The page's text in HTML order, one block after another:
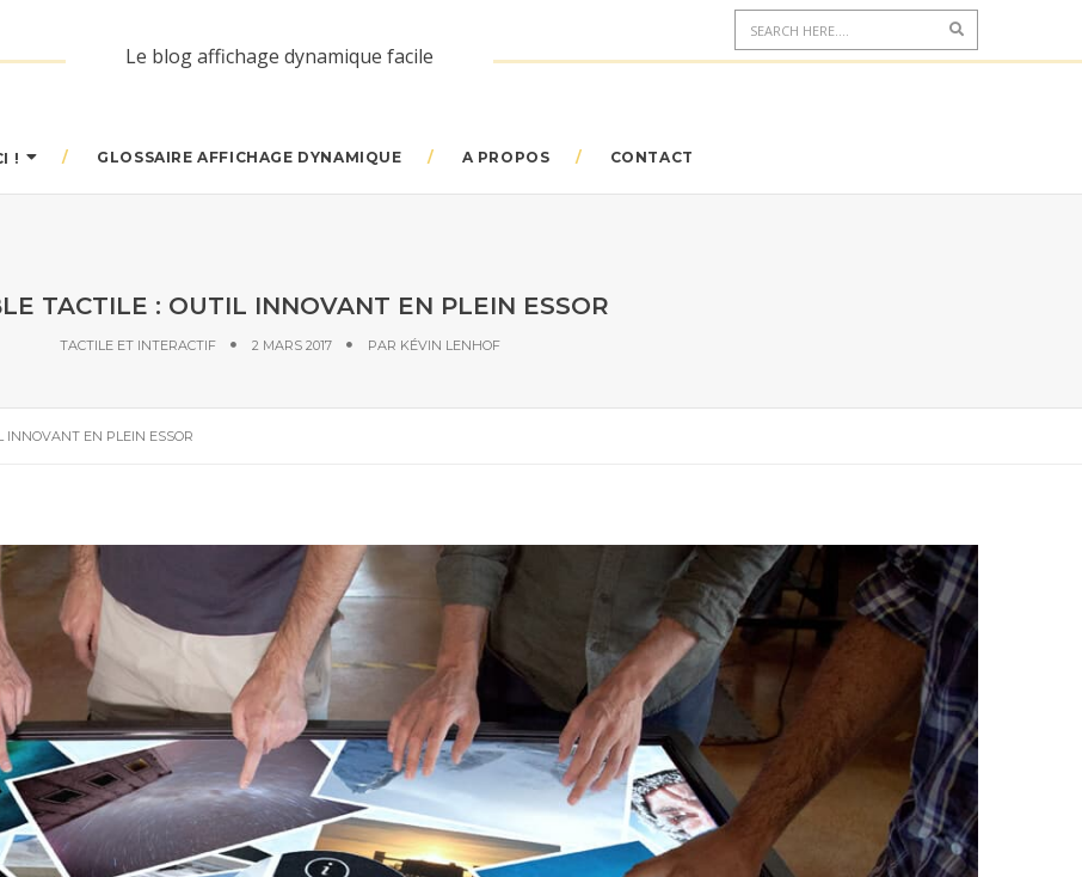
Le blog affichage dynamique facile
! GLOSSAIRE AFFICHAGE DYNAMIQUE A PROPOS CONTACT
TACTILE : OUTIL INNOVANT EN PLEIN ESSOR
TACTILE ET INTERACTIF 2 MARS 2017 PAR KÉVIN LENHOF
INNOVANT EN PLEIN ESSOR